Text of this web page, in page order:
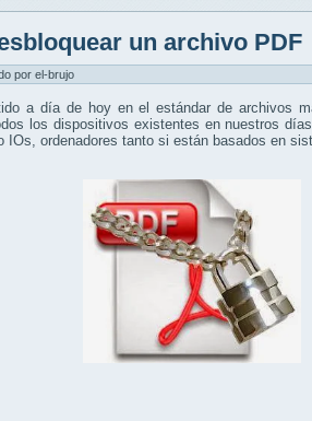
un archivo PDF
por el-brujo
a día de hoy en el estándar de archivos
los dispositivos existentes en nuestros
IOs, ordenadores tanto si están basados en